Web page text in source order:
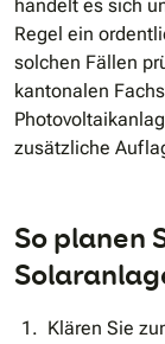
handelt es sich
Regel ein
solchen Fällen
kantonalen
zusätzliche
So planen
Klären Sie